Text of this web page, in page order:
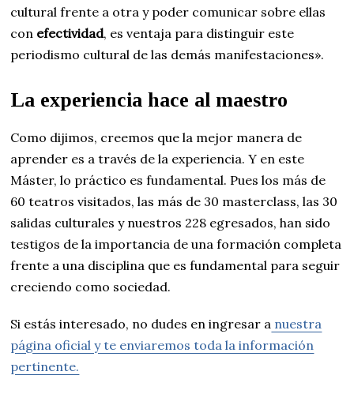
cultural frente a otra y poder comunicar sobre ellas
con efectividad, es ventaja para distinguir este
periodismo cultural de las demás manifestaciones».
La experiencia hace al maestro
Como dijimos, creemos que la mejor manera de
aprender es a través de la experiencia. Y en este
Máster, lo práctico es fundamental. Pues los más de
60 teatros visitados, las más de 30 masterclass, las 30
salidas culturales y nuestros 228 egresados, han sido
testigos de la importancia de una formación completa
frente a una disciplina que es fundamental para seguir
creciendo como sociedad.
Si estás interesado, no dudes en ingresar a nuestra
página oficial y te enviaremos toda la información
pertinente.